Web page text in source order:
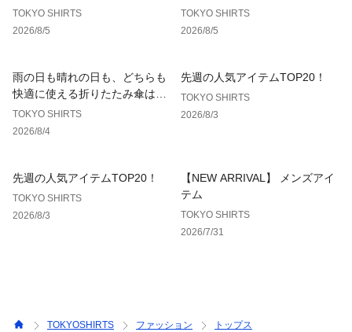
【BRICK HOUSE by Tokyo Shirts/ブリックハウス バイ トウ
業界トップ水準を誇るノーアイロンの形態安定加工は自宅で洗
濯可能でお手入れ簡単！高度な縫製技術を用いた高付加価値シ
ャツでありながら選ぶことを気軽に楽しめます。
ベーシックから多様なデザインまで幅広いバリエーションで豊
富なサイズ展開で、ディテールの隅々にまで織り込んで一枚一
TOKYO SHIRTS
2026/8/5
TOKYO SHIRTS
2026/8/5
雨の日も晴れの日も、どちらも
快適に使える折りたたみ傘はこ
ちら！
TOKYO SHIRTS
2026/8/4
先週の人気アイテムTOP20！
TOKYO SHIRTS
2026/8/3
先週の人気アイテムTOP20！
TOKYO SHIRTS
2026/8/3
【NEW ARRIVAL】 メンズアイ
テム
TOKYO SHIRTS
2026/7/31
TOKYOSHIRTS ファッション
トップス